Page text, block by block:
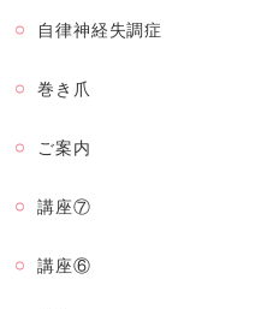
自律神経失調症
巻き爪
ご案内
講座⑦
講座⑥